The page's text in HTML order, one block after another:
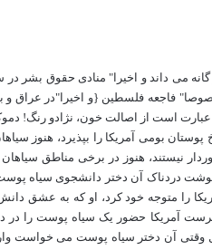
گانه می داند و اخیرا" منادی حقوق
فاجعه فلسطین {و اخیرا"در عراق و
عبارت است از اصالت خون، نژادو رنگ!
بومی آمریکا را بپذیرد، هنوز
نیستند، هنوز در برخی مناطق سیاهان
دردناک آن دختر دانشجوی سیاه
را متوجه خود کرد، او که به عشق
آمریکا حضور یک سیاه پوست را در
وقتی آن دختر سیاه پوست می خواست